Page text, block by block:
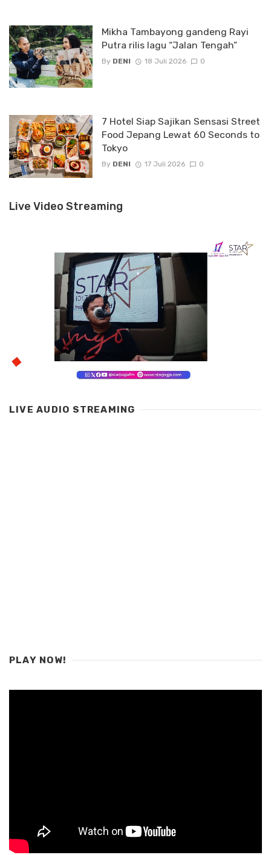
Mikha Tambayong gandeng Rayi
Putra rilis lagu “Jalan Tengah”
By DENI 18 Juli 2026 0
7 Hotel Siap Sajikan Sensasi Street
Food Jepang Lewat 60 Seconds to
Tokyo
By DENI 17 Juli 2026 0
Live Video Streaming
LIVE AUDIO STREAMING
PLAY NOW!